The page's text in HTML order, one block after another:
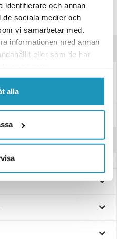
identifierare och annan
de sociala medier och
vi samarbetar med.
informationen med annan
eller som de har
alla
H410 L1500